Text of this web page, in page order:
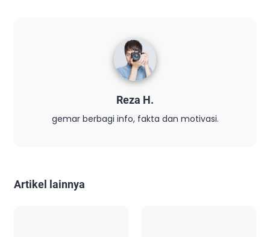
Reza H.
gemar berbagi info, fakta dan motivasi.
Artikel lainnya